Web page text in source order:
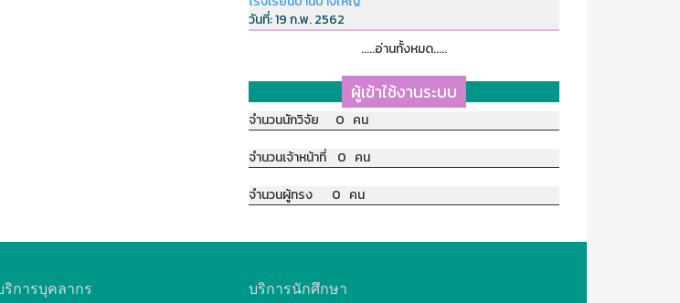
วันที่:19 ก.พ. 2562
.....อ่านทั้งหมด.....
ผู้เข้าใช้งานระบบ
จำนวนนักวิจัย 0 คน
จำนวนเจ้าหน้าที่ 0 คน
จำนวนผู้ทรง 0 คน
ริการบุคลากร บริการนักศึกษา